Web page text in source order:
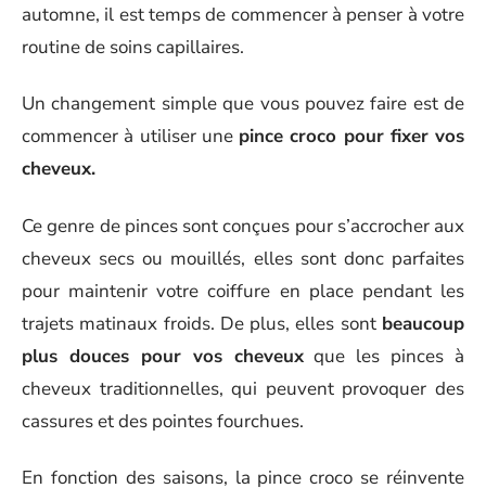
automne, il est temps de commencer à penser à votre
routine de soins capillaires.
Un changement simple que vous pouvez faire est de
commencer à utiliser une pince croco pour fixer vos
cheveux.
Ce genre de pinces sont conçues pour s’accrocher aux
cheveux secs ou mouillés, elles sont donc parfaites
pour maintenir votre coiffure en place pendant les
trajets matinaux froids. De plus, elles sont beaucoup
plus douces pour vos cheveuxque les pinces à
cheveux traditionnelles, qui peuvent provoquer des
cassures et des pointes fourchues.
En fonction des saisons, la pince croco se réinvente